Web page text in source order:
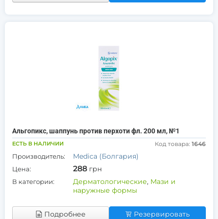
Альгопикс, шаппунь против перхоти фл. 200 мл, №1
ЕСТЬ В НАЛИЧИИ Код товара: 1646
Производитель: Medica (Болгария)
Цена: 288 грн
В категории: Дерматологические, Мази и
наружные формы
Подробнее Резервировать